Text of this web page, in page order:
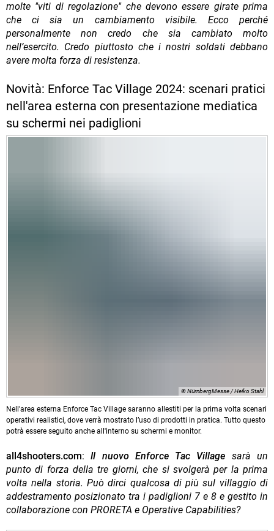
molte "viti di regolazione" che devono essere girate prima
che ci sia un cambiamento visibile. Ecco perché
personalmente non credo che sia cambiato molto
nell’esercito. Credo piuttosto che i nostri soldati debbano
avere molta forza di resistenza.
Novità: Enforce Tac Village 2024: scenari pratici
nell'area esterna con presentazione mediatica
su schermi nei padiglioni
© NürnbergMesse / Heiko Stahl
Nell'area esterna Enforce Tac Village saranno allestiti per la prima volta scenari
operativi realistici, dove verrà mostrato l’uso di prodotti in pratica. Tutto questo
potrà essere seguito anche all'interno su schermi e monitor.
all4shooters.com: Il nuovo Enforce Tac Village sarà un
punto di forza della tre giorni, che si svolgerà per la prima
volta nella storia. Può dirci qualcosa di più sul villaggio di
addestramento posizionato tra i padiglioni 7 e 8 e gestito in
collaborazione con PRORETA e Operative Capabilities?